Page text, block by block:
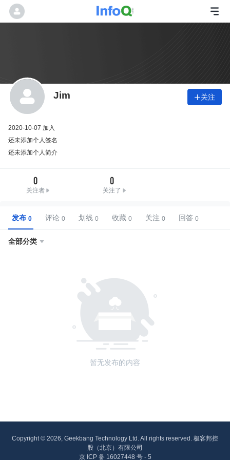
Jim 关注
2020-10-07 加入
还未添加个人签名
还未添加个人简介
0
关注者
0
关注了
发布 评论 划线 收藏 关注 回答
全部分类 
暂无发布的内容
Copyright © 2026, Geekbang Technology Ltd. All rights reserved. 极客邦控
股（北京）有限公司
京 ICP 备 16027448 号 - 5